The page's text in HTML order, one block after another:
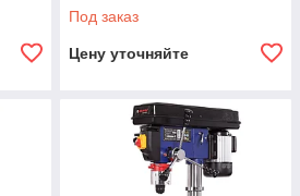
Под заказ
Цену уточняйте